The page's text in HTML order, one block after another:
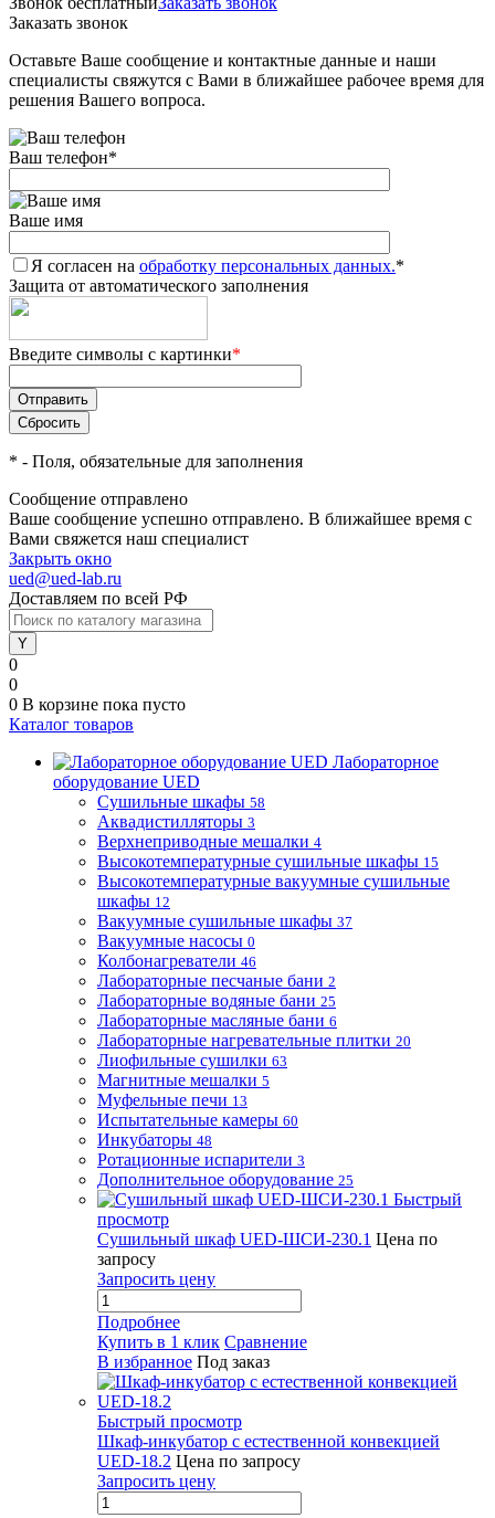
Заказать звонок
Оставьте Ваше сообщение и контактные данные и наши
специалисты свяжутся с Вами в ближайшее рабочее время для
решения Вашего вопроса.
Ваш телефон*
Ваше имя
Я согласен на обработку персональных данных.*
Защита от автоматического заполнения
Введите символы с картинки*
* - Поля, обязательные для заполнения
Сообщение отправлено
Ваше сообщение успешно отправлено. В ближайшее время с
Вами свяжется наш специалист
Закрыть окно
ued@ued-lab.ru
Доставляем по всей РФ
0
0
0 В корзине пока пусто
Каталог товаров
Лабораторное
оборудование UED
Сушильные шкафы 58
Аквадистилляторы 3
Верхнеприводные мешалки 4
Высокотемпературные сушильные шкафы 15
Высокотемпературные вакуумные сушильные
шкафы 12
Вакуумные сушильные шкафы 37
Вакуумные насосы 0
Колбонагреватели 46
Лабораторные песчаные бани 2
Лабораторные водяные бани 25
Лабораторные масляные бани 6
Лабораторные нагревательные плитки 20
Лиофильные сушилки 63
Магнитные мешалки 5
Муфельные печи 13
Испытательные камеры 60
Инкубаторы 48
Ротационные испарители 3
Дополнительное оборудование 25
Быстрый
просмотр
Сушильный шкаф UED-ШСИ-230.1 Цена по
запросу
Запросить цену
Подробнее
Купить в 1 клик Сравнение
В избранное Под заказ
Быстрый просмотр
Шкаф-инкубатор с естественной конвекцией
UED-18.2 Цена по запросу
Запросить цену